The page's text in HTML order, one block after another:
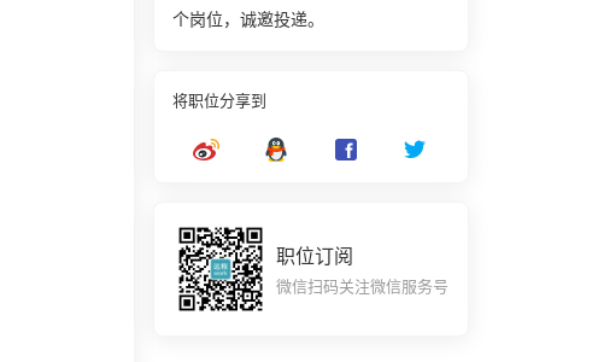
个岗位，诚邀投递。
将职位分享到
职位订阅
微信扫码关注微信服务号